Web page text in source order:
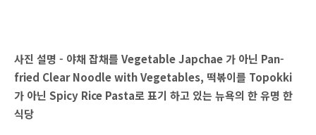
사진 설명 - 야채 잡채를 Vegetable Japchae 가 아닌 Pan-
fried Clear Noodle with Vegetables, 떡볶이를 Topokki
가 아닌 Spicy Rice Pasta로 표기 하고 있는 뉴욕의 한 유명 한
식당